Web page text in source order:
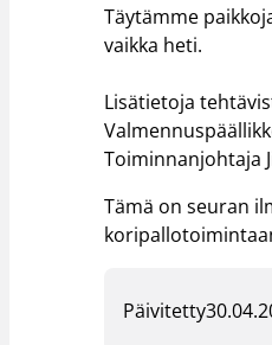
Täytämme
vaikka heti.
Lisätietoja
Toiminnanjohtaja
Tämä on seuran
Päivitetty